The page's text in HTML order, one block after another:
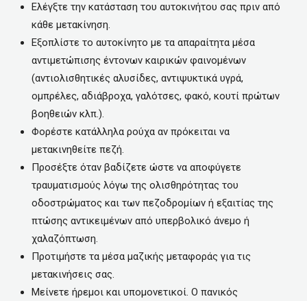
Ελέγξτε την κατάσταση του αυτοκινήτου σας πριν από
κάθε μετακίνηση.
Εξοπλίστε το αυτοκίνητο με τα απαραίτητα μέσα
αντιμετώπισης έντονων καιρικών φαινομένων
(αντιολισθητικές αλυσίδες, αντιψυκτικά υγρά,
ομπρέλες, αδιάβροχα, γαλότσες, φακό, κουτί πρώτων
βοηθειών κλπ.).
Φορέστε κατάλληλα ρούχα αν πρόκειται να
μετακινηθείτε πεζή.
Προσέξτε όταν βαδίζετε ώστε να αποφύγετε
τραυματισμούς λόγω της ολισθηρότητας του
οδοστρώματος και των πεζοδρομίων ή εξαιτίας της
πτώσης αντικειμένων από υπερβολικό άνεμο ή
χαλαζόπτωση.
Προτιμήστε τα μέσα μαζικής μεταφοράς για τις
μετακινήσεις σας.
Μείνετε ήρεμοι και υπομονετικοί. O πανικός